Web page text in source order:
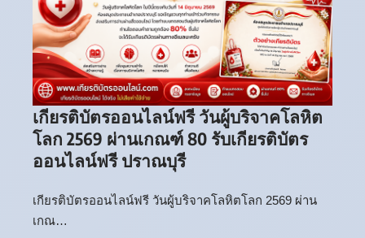
เกียรติบัตรออนไลน์ฟรี วันผู้บริจาคโลหิต
โลก 2569 ผ่านเกณฑ์ 80 รับเกียรติบัตร
ออนไลน์ฟรี ปราณบุรี
เกียรติบัตรออนไลน์ฟรี วันผู้บริจาคโลหิตโลก 2569 ผ่าน
เกณ…